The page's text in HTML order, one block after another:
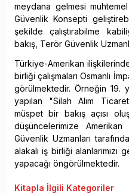
meydana gelmesi
Güvenlik Konsepti
şekilde çalıştırabilme
bakış, Terör Güvenlik
Türkiye-Amerikan
birliği çalışmaları Osmanlı
görülmektedir. Örneğin 19.
yapılan "Silah Alım
müspet bir bakış açısı
düşüncelerimize Amerikan
Güvenlik Uzmanları
alakalı iş birliği alanlarımızı
yapacağı öngörülmektedir.
Kitapla İlgili Kategoriler